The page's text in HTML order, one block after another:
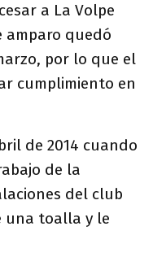
a La Volpe
amparo quedó
por lo que el
cumplimiento en
de 2014 cuando
de la
del club
una toalla y le